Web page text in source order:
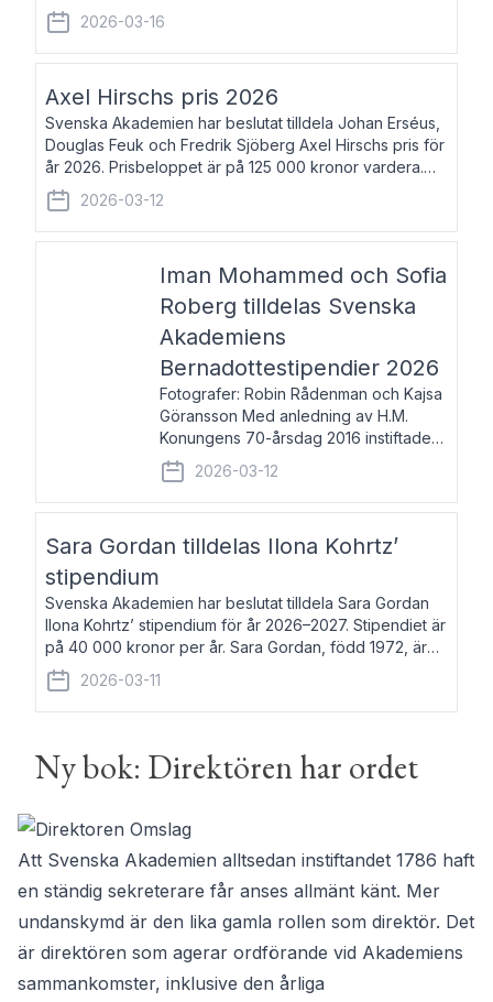
språkforskning och språkvård till minne av Carl Gabriel
och Karin Forsberg för år 2026. Prissumma
2026-03-16
Axel Hirschs pris 2026
Svenska Akademien har beslutat tilldela Johan Erséus,
Douglas Feuk och Fredrik Sjöberg Axel Hirschs pris för
år 2026. Prisbeloppet är på 125 000 kronor vardera.
Johan Erséus, född 1959, är fackboksförfattare och
journalist med mångårigt för
2026-03-12
Iman Mohammed och Sofia
Roberg tilldelas Svenska
Akademiens
Bernadottestipendier 2026
Fotografer: Robin Rådenman och Kajsa
Göransson Med anledning av H.M.
Konungens 70-årsdag 2016 instiftade
fem av de kungliga akademierna det så
kallade Bernadotteprogrammet med
syfte att genom stipendier erbjuda stöd
2026-03-12
Sara Gordan tilldelas Ilona Kohrtz’
stipendium
Svenska Akademien har beslutat tilldela Sara Gordan
Ilona Kohrtz’ stipendium för år 2026–2027. Stipendiet är
på 40 000 kronor per år. Sara Gordan, född 1972, är
författare och översättare. Hon debuterade 2006 med
det prosalyriska verket En
2026-03-11
Ny bok: Direktören har ordet
Att Svenska Akademien alltsedan instiftandet 1786 haft
en ständig sekreterare får anses allmänt känt. Mer
undanskymd är den lika gamla rollen som direktör. Det
är direktören som agerar ordförande vid Akademiens
sammankomster, inklusive den årliga